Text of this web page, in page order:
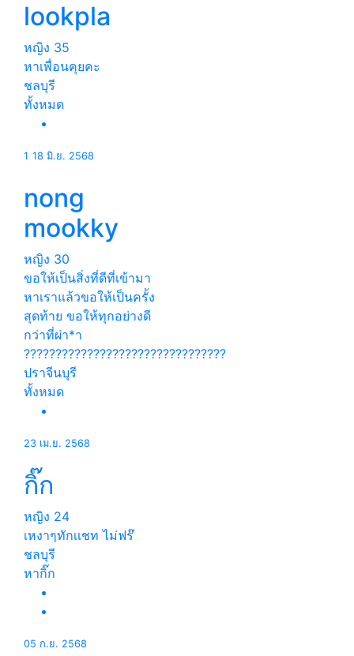
lookpla
หญิง 35
หาเพื่อนคุยคะ
ชลบุรี
ทั้งหมด
1 18 มิ.ย. 2568
nong
mookky
หญิง 30
ขอให้เป็นสิ่งที่ดีที่เข้ามา
หาเราแล้วขอให้เป็นครั้ง
สุดท้าย ขอให้ทุกอย่างดี
กว่าที่ผ่า*า
????????????????????????????????
ปราจีนบุรี
ทั้งหมด
23 เม.ย. 2568
กิ๊ก
หญิง 24
เหงาๆทักเเชท ไม่ฟร๊
ชลบุรี
หากิ๊ก
05 ก.ย. 2568